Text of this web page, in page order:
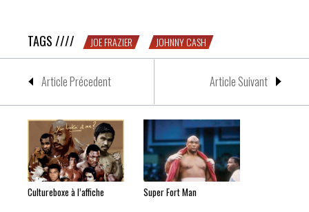
TAGS //// JOE FRAZIER JOHNNY CASH
Article Précedent Article Suivant
Cultureboxe à l’affiche Super Fort Man